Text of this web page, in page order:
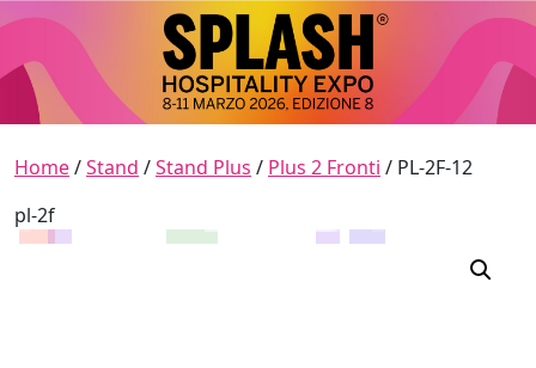
Skip to content
Main Navigation
Home/Stand /Stand Plus / Plus 2 Fronti / PL-2F-12
pl-2f